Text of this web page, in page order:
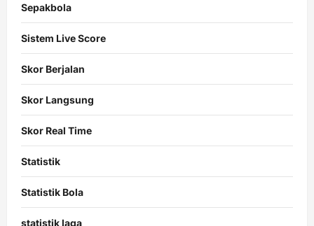
Sepakbola
Sistem Live Score
Skor Berjalan
Skor Langsung
Skor Real Time
Statistik
Statistik Bola
statistik laga